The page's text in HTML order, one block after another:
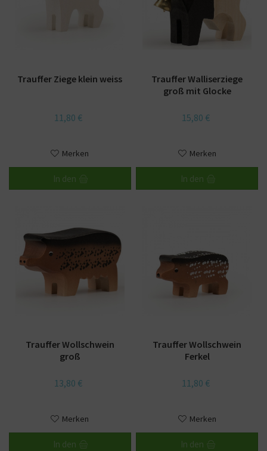
Trauffer Ziege klein weiss
11,80 €
Merken
In den
Trauffer Walliserziege
groß mit Glocke
15,80 €
Merken
In den
Trauffer Wollschwein
groß
13,80 €
Merken
In den
Trauffer Wollschwein
Ferkel
11,80 €
Merken
In den